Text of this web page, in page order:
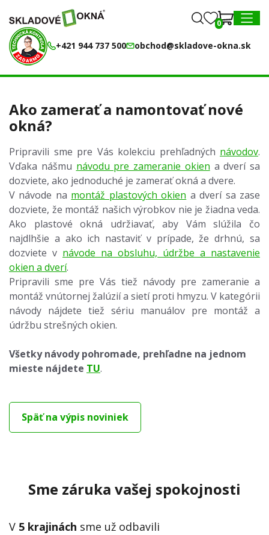
0
+421 944 737 500 obchod@skladove-okna.sk
0
Ako zamerať a namontovať nové
okná?
Pripravili sme pre Vás kolekciu prehľadných návodov.
Vďaka nášmu návodu pre zameranie okien a dverí sa
dozviete, ako jednoduché je zamerať okná a dvere.
V návode na montáž plastových okien a dverí sa zase
dozviete, že montáž našich výrobkov nie je žiadna veda.
Ako plastové okná udržiavať, aby Vám slúžila čo
najdlhšie a ako ich nastaviť v prípade, že drhnú, sa
dozviete v návode na obsluhu, údržbe a nastavenie
okien a dverí.
Pripravili sme pre Vás tiež návody pre zameranie a
montáž vnútornej žalúzií a sietí proti hmyzu. V kategórii
návody nájdete tiež sériu manuálov pre montáž a
údržbu strešných okien.
Všetky návody pohromade, prehľadne na jednom
mieste nájdete TU.
Späť na výpis noviniek
Sme záruka vašej spokojnosti
V 5 krajinách sme už odbavili